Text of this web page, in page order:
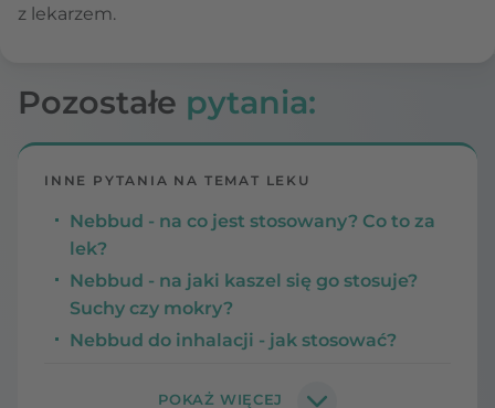
z lekarzem.
Pozostałe pytania:
INNE PYTANIA NA TEMAT LEKU
Nebbud - na co jest stosowany? Co to za
lek?
Nebbud - na jaki kaszel się go stosuje?
Suchy czy mokry?
Nebbud do inhalacji - jak stosować?